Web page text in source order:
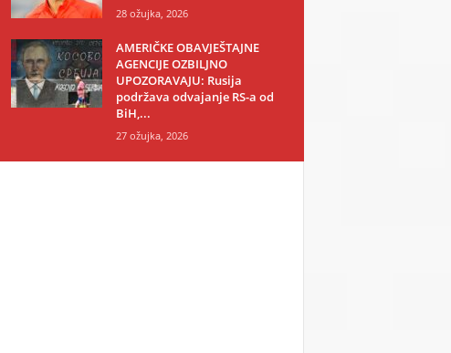
28 ožujka, 2026
AMERIČKE OBAVJEŠTAJNE
AGENCIJE OZBILJNO
UPOZORAVAJU: Rusija
podržava odvajanje RS-a od
BiH,...
27 ožujka, 2026